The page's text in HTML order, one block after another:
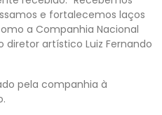
e fortalecemos laços
a Companhia Nacional
diretor artístico Luiz Fernando
pela companhia à